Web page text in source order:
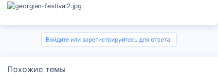
Войдите или зарегистрируйтесь для ответа.
Похожие темы